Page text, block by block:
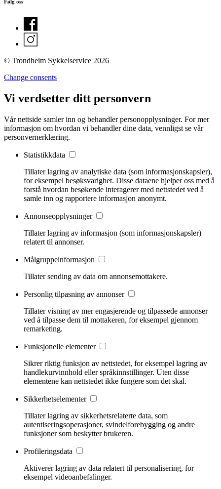
Følg oss
© Trondheim Sykkelservice 2026
Change consents
Vi verdsetter ditt personvern
Vår nettside samler inn og behandler personopplysninger. For mer
informasjon om hvordan vi behandler dine data, vennligst se vår
personvernerklæring.
Statistikkdata
Tillater lagring av analytiske data (som informasjonskapsler),
for eksempel besøksvarighet. Disse dataene hjelper oss med å
forstå hvordan besøkende interagerer med nettstedet ved å
samle inn og rapportere informasjon anonymt.
Annonseopplysninger
Tillater lagring av informasjon (som informasjonskapsler)
relatert til annonser.
Målgruppeinformasjon
Tillater sending av data om annonsemottakere.
Personlig tilpasning av annonser
Tillater visning av mer engasjerende og tilpassede annonser
ved å tilpasse dem til mottakeren, for eksempel gjennom
remarketing.
Funksjonelle elementer
Sikrer riktig funksjon av nettstedet, for eksempel lagring av
handlekurvinnhold eller språkinnstillinger. Uten disse
elementene kan nettstedet ikke fungere som det skal.
Sikkerhetselementer
Tillater lagring av sikkerhetsrelaterte data, som
autentiseringsoperasjoner, svindelforebygging og andre
funksjoner som beskytter brukeren.
Profileringsdata
Aktiverer lagring av data relatert til personalisering, for
eksempel videoanbefalinger.